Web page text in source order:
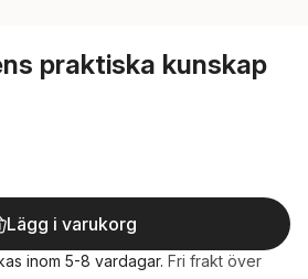
praktiska kunskap
Lägg i varukorg
inom 5-8 vardagar. Fri frakt över